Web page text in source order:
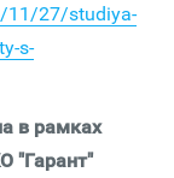
11/27/studiya-
s-
в рамках
"Гарант"